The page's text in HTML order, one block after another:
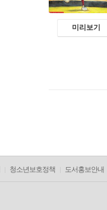
미리보기
청소년보호정책 도서홍보안내